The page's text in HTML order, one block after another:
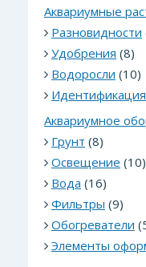
Аквариумные
Разновидности
Удобрения (8)
Водоросли (10)
Идентификация
Аквариумное
Грунт (8)
Освещение (10)
Вода (16)
Фильтры (9)
Обогреватели
Элементы